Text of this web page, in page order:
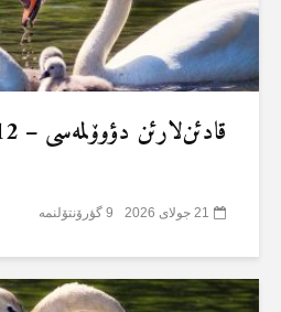
قادئن‌لارئن دؤوۆلمەسی – 12
21 جولای 2026 9 گؤرۆنتۆلنمە